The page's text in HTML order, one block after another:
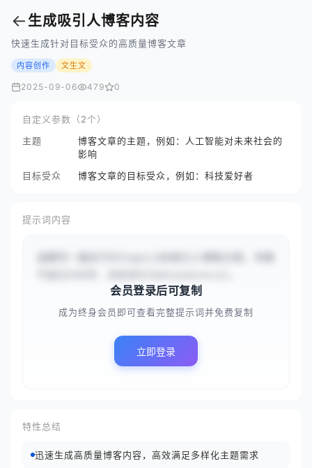
← 生成吸引人博客内容
快速生成针对目标受众的高质量博客文章
内容创作 文生文
2025-09-06 479 0
自定义参数（2个）
主题
博客文章的主题，例如：人工智能对未来社会的
影响
目标受众
博客文章的目标受众，例如：科技爱好者
提示词内容
会员登录后可复制
成为终身会员即可查看完整提示词并免费复制
立即登录
特性总结
迅速生成高质量博客内容，高效满足多样化主题需求